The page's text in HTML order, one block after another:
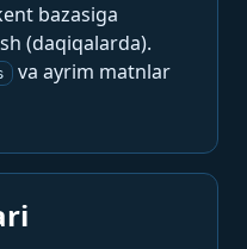
bazasiga
(daqiqalarda).
va ayrim matnlar